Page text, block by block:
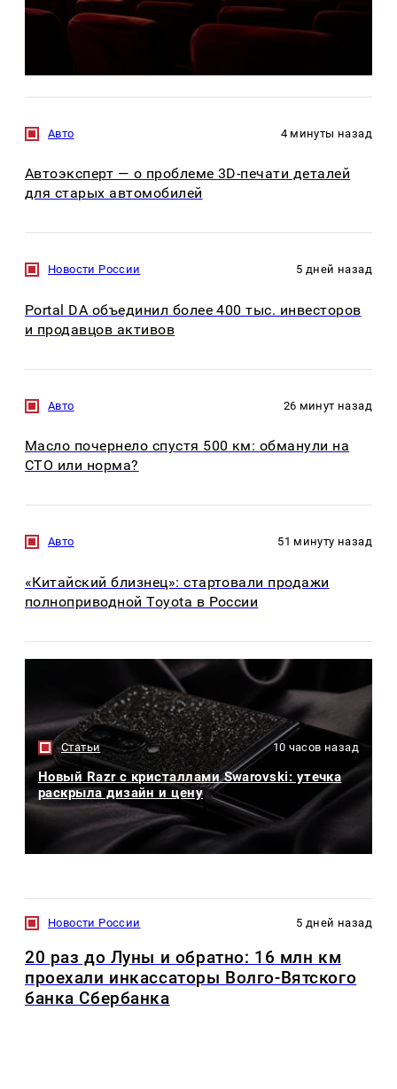
Авто 4 минуты назад
Автоэксперт — о проблеме 3D-печати деталей
для старых автомобилей
Новости России 5 дней назад
Portal DA объединил более 400 тыс. инвесторов
и продавцов активов
Авто 26 минут назад
Масло почернело спустя 500 км: обманули на
СТО или норма?
Авто 51 минуту назад
«Китайский близнец»: стартовали продажи
полноприводной Toyota в России
Статьи 10 часов назад
Новый Razr с кристаллами Swarovski: утечка
раскрыла дизайн и цену
Новости России 5 дней назад
20 раз до Луны и обратно: 16 млн км
проехали инкассаторы Волго-Вятского
банка Сбербанка